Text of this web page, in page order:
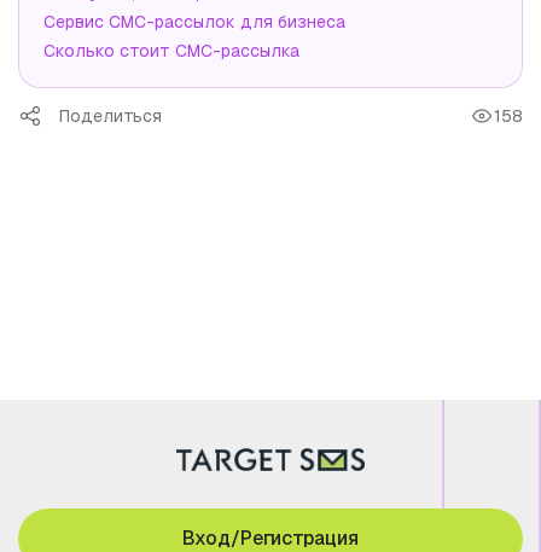
Сервис СМС-рассылок для бизнеса
Сколько стоит СМС-рассылка
Поделиться 158
Вход/Регистрация